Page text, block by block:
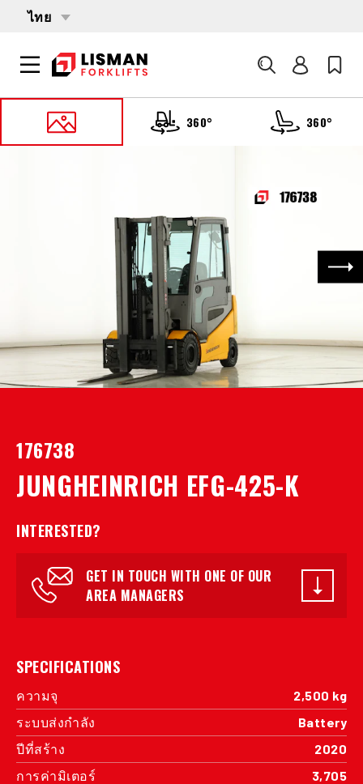
ไทย
ค้นหา
360° 360°
รถบรรทุกโฟล์คลิฟต์
176738 JUNGHEINRICH EFG-425-K
ถัด
176738
JUNGHEINRICH EFG-425-K
INTERESTED?
GET IN TOUCH WITH ONE OF OUR
AREA MANAGERS
SPECIFICATIONS
ความจุ
2,500 kg
ระบบส่งกำลัง
Battery
ปีที่สร้าง
2020
การค่ามิเตอร์
3,705